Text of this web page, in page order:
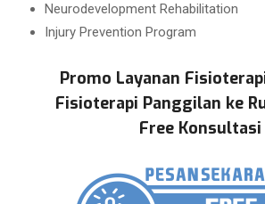
Neurodevelopment Rehabilitation
Injury Prevention Program
Promo Layanan
Fisioterapi Panggilan ke
Free Konsultasi